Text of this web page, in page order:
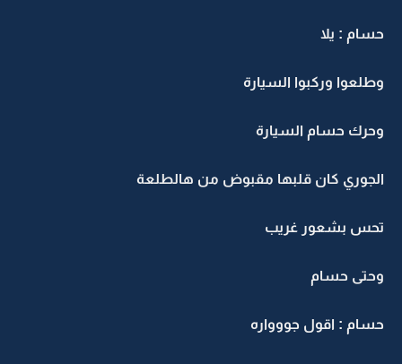
حسام : يلا
وطلعوا وركبوا السيارة
وحرك حسام السيارة
الجوري كان قلبها مقبوض من هالطلعة
تحس بشعور غريب
وحتى حسام
حسام : اقول جووواره